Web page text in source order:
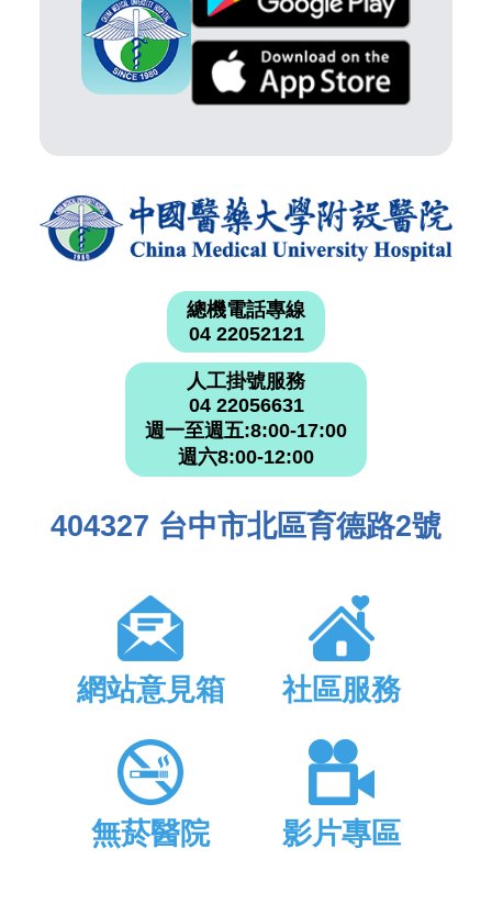
總機電話專線
04 22052121
人工掛號服務
04 22056631
週一至週五:8:00-17:00
週六8:00-12:00
404327 台中市北區育德路2號
網站意見箱 社區服務
無菸醫院 影片專區